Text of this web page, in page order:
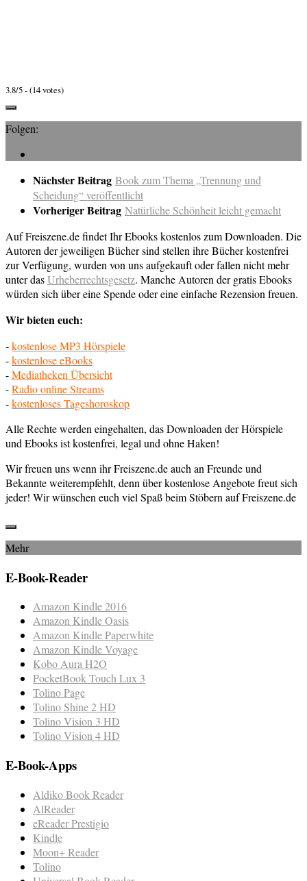
3.8/5 - (14 votes)
Folgen:
Nächster Beitrag Book zum Thema „Trennung und
Scheidung“ veröffentlicht
Vorheriger Beitrag Natürliche Schönheit leicht gemacht
Auf Freiszene.de findet Ihr Ebooks kostenlos zum Downloaden. Die
Autoren der jeweiligen Bücher sind stellen ihre Bücher kostenfrei
zur Verfügung, wurden von uns aufgekauft oder fallen nicht mehr
unter dasUrheberrechtsgesetz. Manche Autoren der gratis Ebooks
würden sich über eine Spende oder eine einfache Rezension freuen.
Wir bieten euch:
-kostenlose MP3 Hörspiele
-kostenlose eBooks
-Mediatheken Übersicht
-Radio online Streams
-kostenloses Tageshoroskop
Alle Rechte werden eingehalten, das Downloaden der Hörspiele
und Ebooks ist kostenfrei, legal und ohne Haken!
Wir freuen uns wenn ihr Freiszene.de auch an Freunde und
Bekannte weiterempfehlt, denn über kostenlose Angebote freut sich
jeder! Wir wünschen euch viel Spaß beim Stöbern auf Freiszene.de
Mehr
E-Book-Reader
Amazon Kindle 2016
Amazon Kindle Oasis
Amazon Kindle Paperwhite
Amazon Kindle Voyage
Kobo Aura H2O
PocketBook Touch Lux 3
Tolino Page
Tolino Shine 2 HD
Tolino Vision 3 HD
Tolino Vision 4 HD
E-Book-Apps
Aldiko Book Reader
AlReader
eReader Prestigio
Kindle
Moon+ Reader
Tolino